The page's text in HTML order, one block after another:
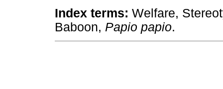
Index terms: Welfare,
Baboon, Papio papio.